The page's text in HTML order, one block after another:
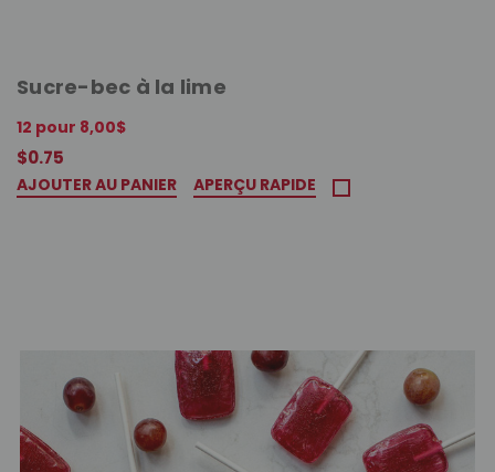
Sucre-bec à la lime
12 pour 8,00$
$0.75
AJOUTER AU PANIER APERÇU RAPIDE